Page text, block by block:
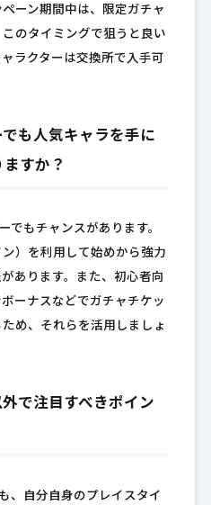
ーン期間中は、限定ガチャ
のタイミングで狙うと良い
ラクターは交換所で入手可
も人気キャラを手に
すか？
でもチャンスがあります。
）を利用して始めから強力
あります。また、初心者向
ーナスなどでガチャチケッ
め、それらを活用しましょ
で注目すべきポイン
、自分自身のプレイスタイ